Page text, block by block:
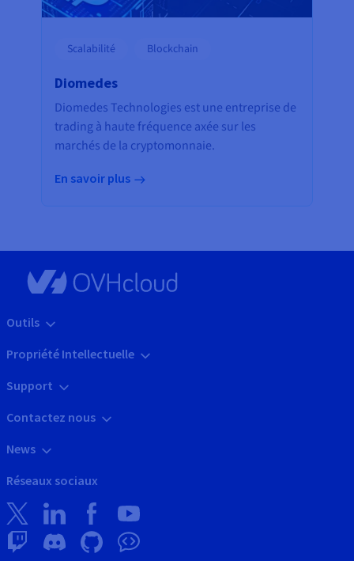
Scalabilité Blockchain
Diomedes
Diomedes Technologies est une entreprise de
trading à haute fréquence axée sur les
marchés de la cryptomonnaie.
En savoir plus
Outils
Propriété Intellectuelle
Support
Contactez nous
News
Réseaux sociaux